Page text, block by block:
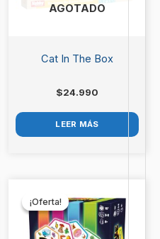
AGOTADO
Cat In The Box
$24.990
LEER MÁS
¡Oferta!
¡Oferta!
precio
original
era:
$14.990.
precio
actual
es:
$12.990.